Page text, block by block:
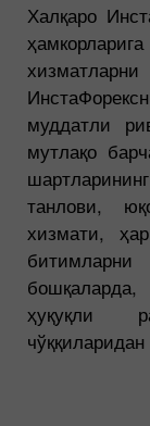
Халқаро
муддатли
мутлақо
танлови,
хизмати,
ҳуқуқли